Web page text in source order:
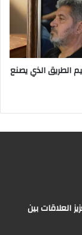
الطريق الذي يصنع
العلاقات بين